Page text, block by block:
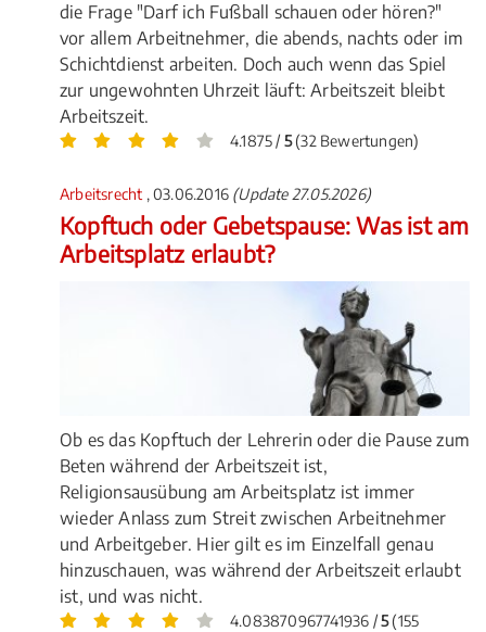
die Frage "Darf ich Fußball schauen oder hören?"
vor allem Arbeitnehmer, die abends, nachts oder im
Schichtdienst arbeiten. Doch auch wenn das Spiel
zur ungewohnten Uhrzeit läuft: Arbeitszeit bleibt
Arbeitszeit.
4.1875 / 5(32 Bewertungen)
Arbeitsrecht , 03.06.2016 (Update 27.05.2026)
Kopftuch oder Gebetspause: Was ist am
Arbeitsplatz erlaubt?
Ob es das Kopftuch der Lehrerin oder die Pause zum
Beten während der Arbeitszeit ist,
Religionsausübung am Arbeitsplatz ist immer
wieder Anlass zum Streit zwischen Arbeitnehmer
und Arbeitgeber. Hier gilt es im Einzelfall genau
hinzuschauen, was während der Arbeitszeit erlaubt
ist, und was nicht.
4.083870967741936 /5(155